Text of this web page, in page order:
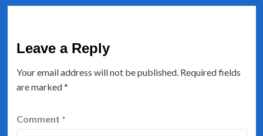
Leave a Reply
Your email address will not be published. Required fields
are marked*
Comment *